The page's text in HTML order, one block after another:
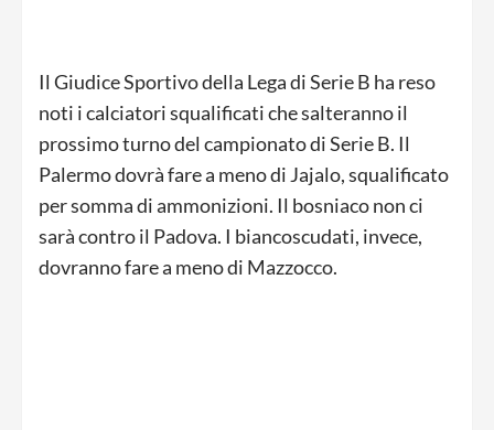
Il Giudice Sportivo della Lega di Serie B ha reso
noti i calciatori squalificati che salteranno il
prossimo turno del campionato di Serie B. Il
Palermo dovrà fare a meno di Jajalo, squalificato
per somma di ammonizioni. Il bosniaco non ci
sarà contro il Padova. I biancoscudati, invece,
dovranno fare a meno di Mazzocco.